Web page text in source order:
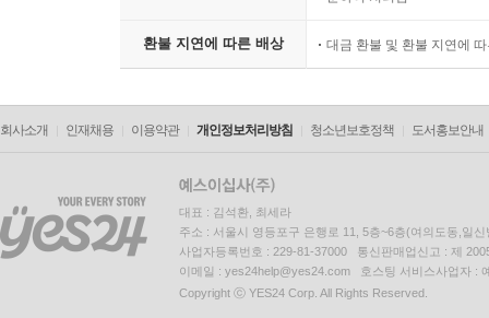
환불 지연에 따른 배상 대금 환불 및 환불 지연에
회사소개 인재채용 이용약관 개인정보처리방침 청소년보호정책 도서홍보안내
대표 : 김석환, 최세라
주소 : 서울시 영등포구 은행로 11, 5층~6층(여의도동,일신
사업자등록번호 : 229-81-37000 통신판매업신고 : 제
이메일 : yes24help@yes24.com 호스팅 서비스사업자 :
Copyright ⓒ YES24 Corp. All Rights Reserved.